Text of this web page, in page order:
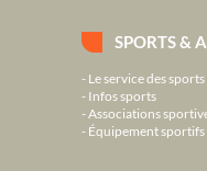
SPORTS &
Le service des sports
Infos sports
Associations
Équipement sportifs